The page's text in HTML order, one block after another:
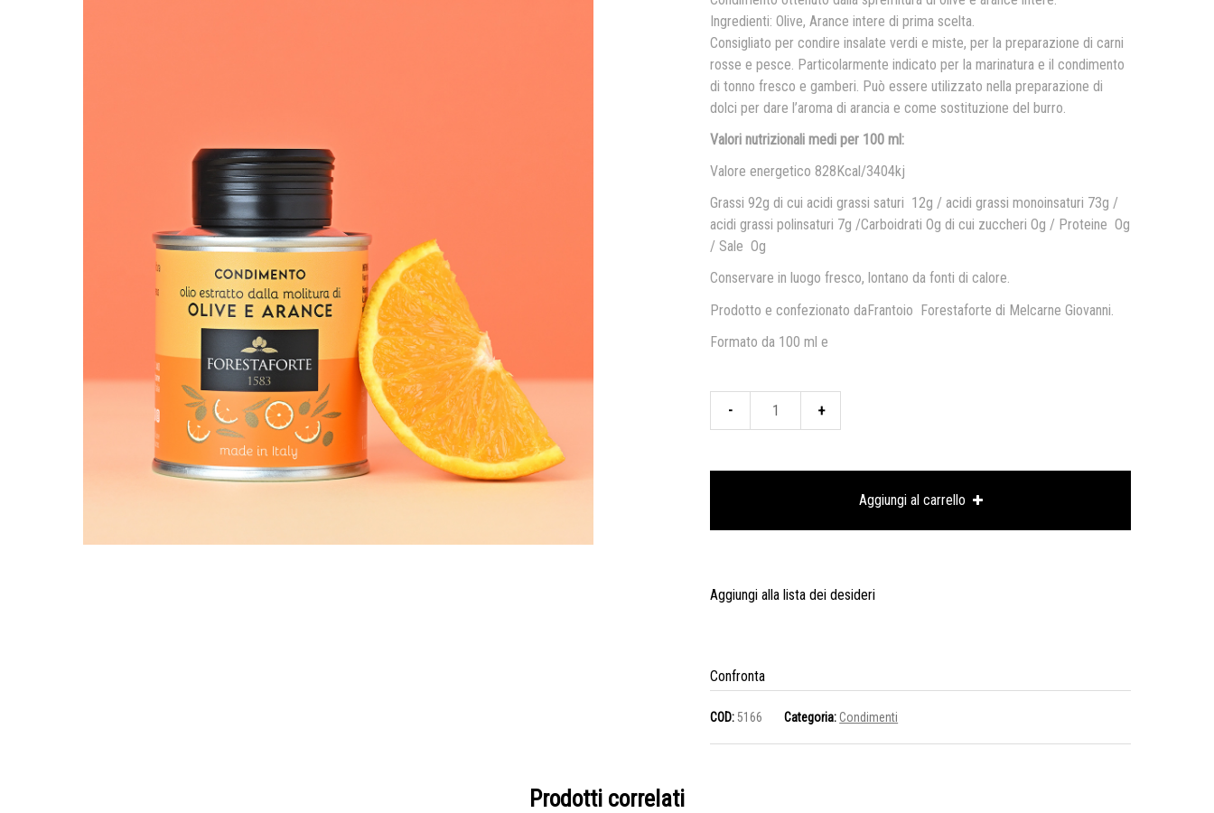
Ingredienti: Olive, Arance intere di prima scelta.
Consigliato per condire insalate verdi e miste, per la preparazione di carni
rosse e pesce. Particolarmente indicato per la marinatura e il condimento
di tonno fresco e gamberi. Può essere utilizzato nella preparazione di
dolci per dare l’aroma di arancia e come sostituzione del burro.
Valori nutrizionali medi per 100 ml:
Valore energetico 828Kcal/3404kj
Grassi 92g di cui acidi grassi saturi 12g / acidi grassi monoinsaturi 73g /
acidi grassi polinsaturi 7g /Carboidrati Og di cui zuccheri Og / Proteine Og
/ Sale Og
Conservare in luogo fresco, lontano da fonti di calore.
Prodotto e confezionato daFrantoio Forestaforte di Melcarne Giovanni.
Formato da 100 ml e
dalla
di
100
ml
quantità
Aggiungi al carrello
Aggiungi alla lista dei desideri
Confronta
COD:5166 Categoria:Condimenti
Prodotti correlati